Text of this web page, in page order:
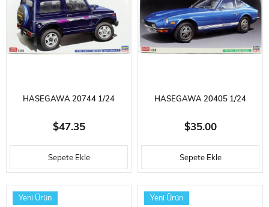
HASEGAWA 20744 1/24
ÖLÇEK, SUZUKI JIMNY (JA11-3)
W/BASE CARRIER, OTOMOBIL
PLASTIK MODEL KITI
$47.35
Sepete Ekle
HASEGAWA 20405 1/24
ÖLÇEK, DATSUN 240Z
HLS30 (LEFT-HAND DRIVE
VERSION),OTOMOBIL PLASTIK
MODEL KITI
$35.00
Sepete Ekle
Yeni Ürün Yeni Ürün